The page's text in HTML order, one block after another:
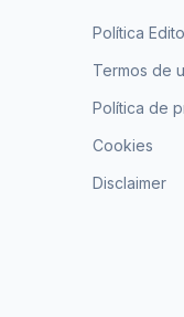
Política
Termos de
Política de
Cookies
Disclaimer